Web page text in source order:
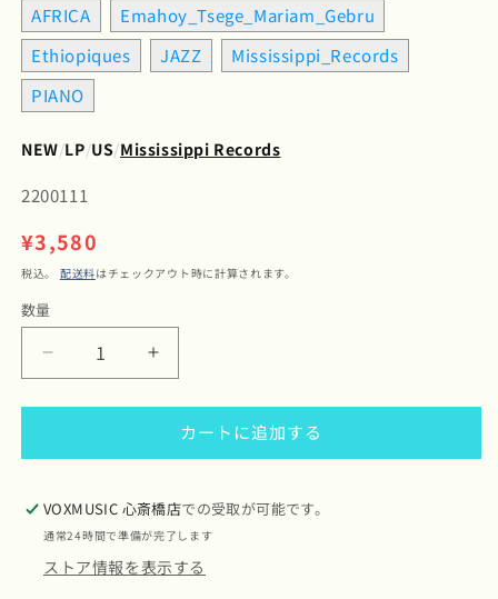
AFRICA
Emahoy_Tsege_Mariam_Gebru
Ethiopiques
JAZZ
Mississippi_Records
PIANO
NEW/LP/US/Mississippi Records
SKU:
2200111
通
常
価
格
¥3,580
税込。 配送料はチェックアウト時に計算されます。
数
数量
Emahoy
Tsege
Mariam
–
Eigen
Kompositionen
(MRP025)
US
Emahoy
Tsege
Mariam
Gebru
–
Eigen
Kompositionen
(MRP025)
US
カートに追加する
VOXMUSIC 心斎橋店での受取が可能です。
通常24時間で準備が完了します
ストア情報を表示する